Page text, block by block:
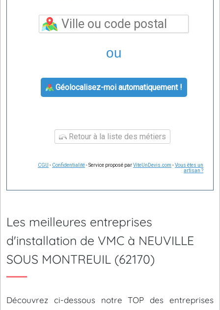
ou
Géolocalisez-moi automatiquement !
Retour à la liste des métiers
CGU - Confidentialité- Service proposé parViteUnDevis.com -Vous êtes un
artisan ?
Les meilleures entreprises
d'installation de VMC à NEUVILLE
SOUS MONTREUIL (62170)
Découvrez ci-dessous notre TOP des entreprises